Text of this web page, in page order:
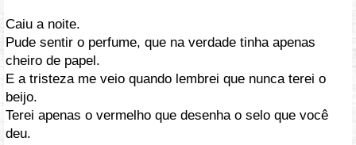
Caiu a noite.
Pude sentir o perfume, que na verdade tinha apenas
cheiro de papel.
E a tristeza me veio quando lembrei que nunca terei o
beijo.
Terei apenas o vermelho que desenha o selo que você
deu.